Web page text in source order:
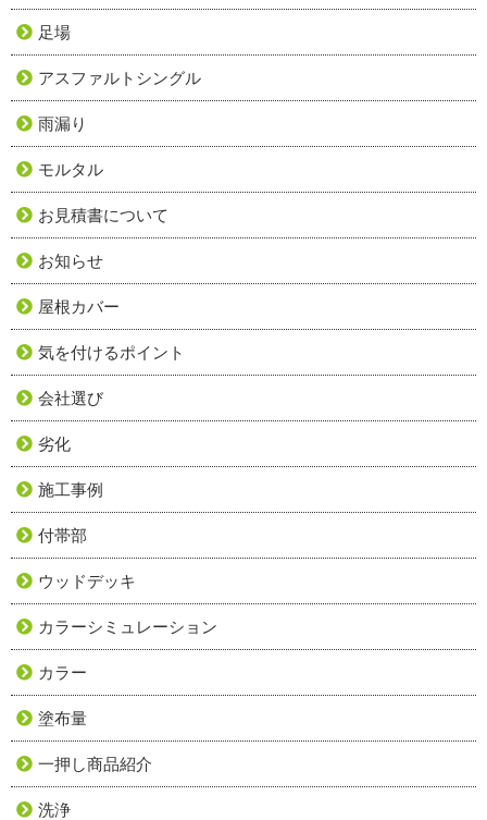
足場
アスファルトシングル
雨漏り
モルタル
お見積書について
お知らせ
屋根カバー
気を付けるポイント
会社選び
劣化
施工事例
付帯部
ウッドデッキ
カラーシミュレーション
カラー
塗布量
一押し商品紹介
洗浄